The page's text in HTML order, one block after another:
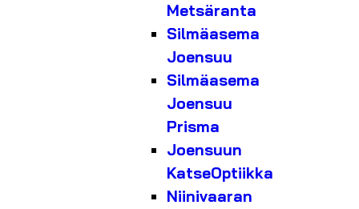
Metsäranta
Silmäasema
Joensuu
Silmäasema
Joensuu
Prisma
Joensuun
KatseOptiikka
Niinivaaran